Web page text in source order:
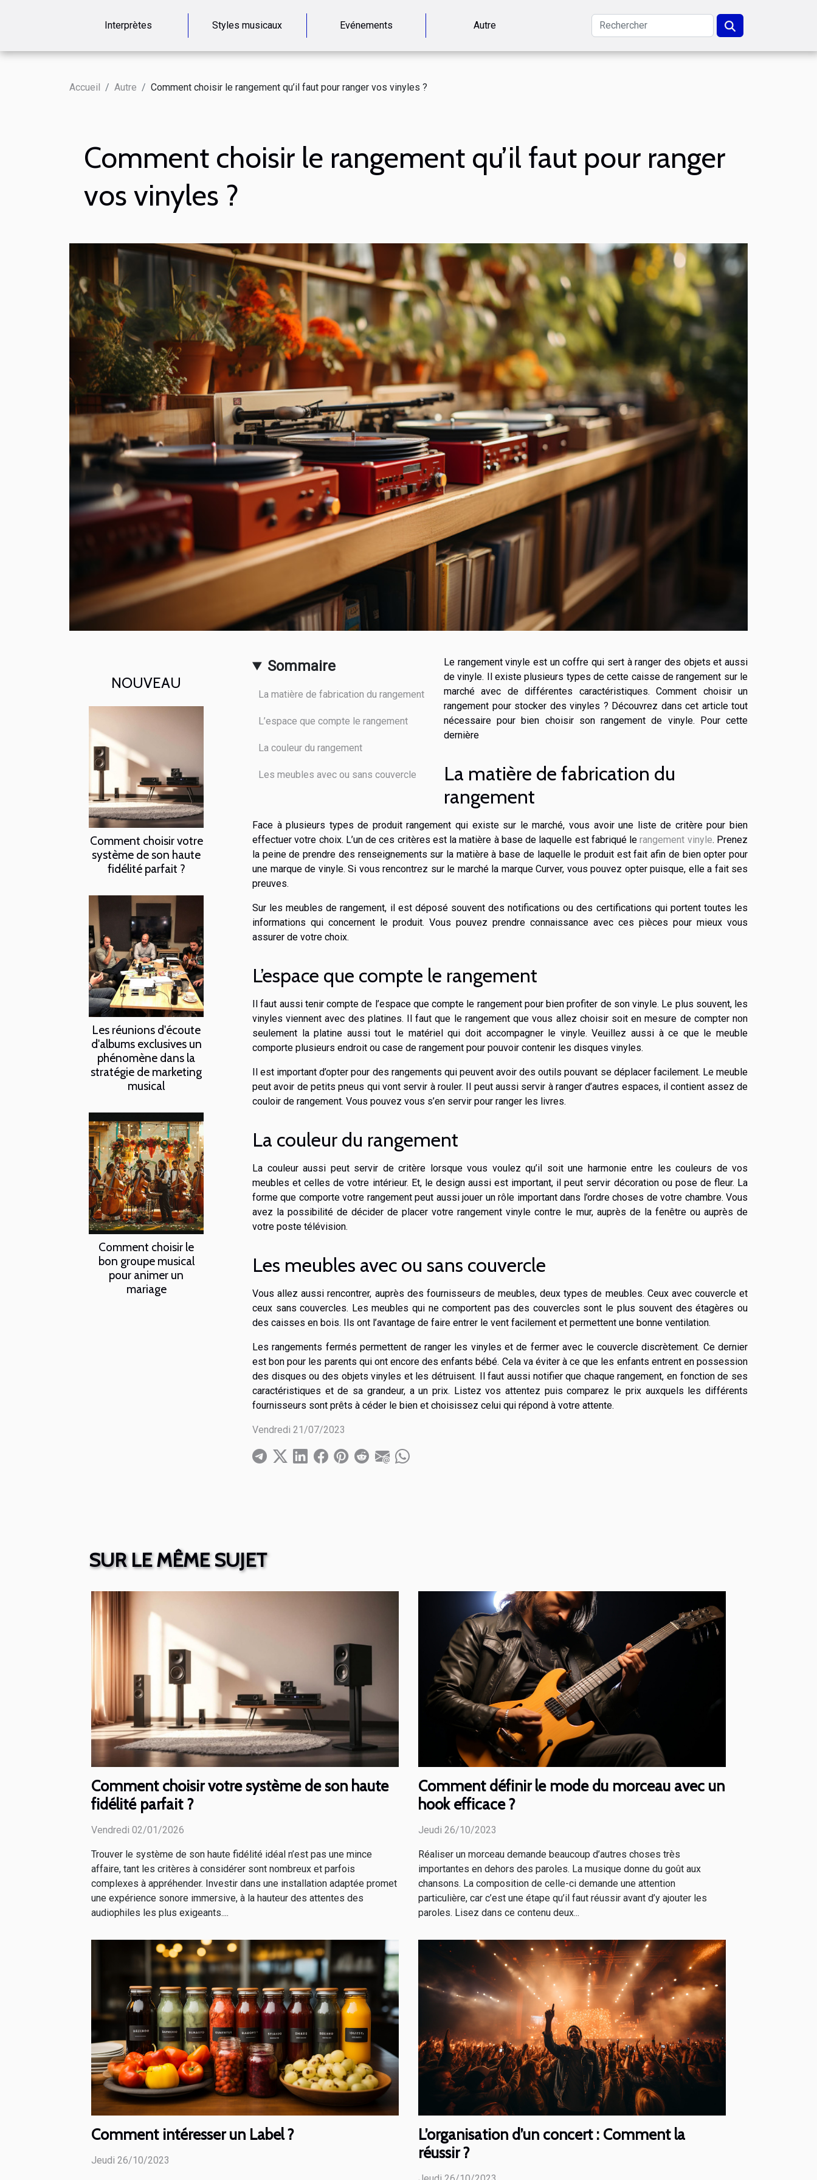
Interprètes Styles musicaux Evénements Autre
Accueil Autre Comment choisir le rangement qu’il faut pour ranger vos vinyles ?
Comment choisir le rangement qu’il faut pour ranger
vos vinyles ?
NOUVEAU
Comment choisir votre
système de son haute
fidélité parfait ?
Les réunions d'écoute
d'albums exclusives un
phénomène dans la
stratégie de marketing
musical
Comment choisir le
bon groupe musical
pour animer un
mariage
Sommaire
La matière de fabrication du rangement
L’espace que compte le rangement
La couleur du rangement
Les meubles avec ou sans couvercle
Le rangement vinyle est un coffre qui sert à ranger des objets et aussi
de vinyle. Il existe plusieurs types de cette caisse de rangement sur le
marché avec de différentes caractéristiques. Comment choisir un
rangement pour stocker des vinyles ? Découvrez dans cet article tout
nécessaire pour bien choisir son rangement de vinyle. Pour cette
dernière
La matière de fabrication du
rangement
Face à plusieurs types de produit rangement qui existe sur le marché, vous avoir une liste de critère pour bien
effectuer votre choix. L’un de ces critères est la matière à base de laquelle est fabriqué lerangement vinyle. Prenez
la peine de prendre des renseignements sur la matière à base de laquelle le produit est fait afin de bien opter pour
une marque de vinyle. Si vous rencontrez sur le marché la marque Curver, vous pouvez opter puisque, elle a fait ses
preuves.
Sur les meubles de rangement, il est déposé souvent des notifications ou des certifications qui portent toutes les
informations qui concernent le produit. Vous pouvez prendre connaissance avec ces pièces pour mieux vous
assurer de votre choix.
L’espace que compte le rangement
Il faut aussi tenir compte de l’espace que compte le rangement pour bien profiter de son vinyle. Le plus souvent, les
vinyles viennent avec des platines. Il faut que le rangement que vous allez choisir soit en mesure de compter non
seulement la platine aussi tout le matériel qui doit accompagner le vinyle. Veuillez aussi à ce que le meuble
comporte plusieurs endroit ou case de rangement pour pouvoir contenir les disques vinyles.
Il est important d’opter pour des rangements qui peuvent avoir des outils pouvant se déplacer facilement. Le meuble
peut avoir de petits pneus qui vont servir à rouler. Il peut aussi servir à ranger d’autres espaces, il contient assez de
couloir de rangement. Vous pouvez vous s’en servir pour ranger les livres.
La couleur du rangement
La couleur aussi peut servir de critère lorsque vous voulez qu’il soit une harmonie entre les couleurs de vos
meubles et celles de votre intérieur. Et, le design aussi est important, il peut servir décoration ou pose de fleur. La
forme que comporte votre rangement peut aussi jouer un rôle important dans l’ordre choses de votre chambre. Vous
avez la possibilité de décider de placer votre rangement vinyle contre le mur, auprès de la fenêtre ou auprès de
votre poste télévision.
Les meubles avec ou sans couvercle
Vous allez aussi rencontrer, auprès des fournisseurs de meubles, deux types de meubles. Ceux avec couvercle et
ceux sans couvercles. Les meubles qui ne comportent pas des couvercles sont le plus souvent des étagères ou
des caisses en bois. Ils ont l’avantage de faire entrer le vent facilement et permettent une bonne ventilation.
Les rangements fermés permettent de ranger les vinyles et de fermer avec le couvercle discrètement. Ce dernier
est bon pour les parents qui ont encore des enfants bébé. Cela va éviter à ce que les enfants entrent en possession
des disques ou des objets vinyles et les détruisent. Il faut aussi notifier que chaque rangement, en fonction de ses
caractéristiques et de sa grandeur, a un prix. Listez vos attentez puis comparez le prix auxquels les différents
fournisseurs sont prêts à céder le bien et choisissez celui qui répond à votre attente.
Vendredi 21/07/2023
SUR LE MÊME SUJET
Comment choisir votre système de son haute
fidélité parfait ?
Vendredi 02/01/2026
Trouver le système de son haute fidélité idéal n’est pas une mince
affaire, tant les critères à considérer sont nombreux et parfois
complexes à appréhender. Investir dans une installation adaptée promet
une expérience sonore immersive, à la hauteur des attentes des
audiophiles les plus exigeants....
Comment définir le mode du morceau avec un
hook efficace ?
Jeudi 26/10/2023
Réaliser un morceau demande beaucoup d’autres choses très
importantes en dehors des paroles. La musique donne du goût aux
chansons. La composition de celle-ci demande une attention
particulière, car c’est une étape qu’il faut réussir avant d’y ajouter les
paroles. Lisez dans ce contenu deux...
Comment intéresser un Label ?
Jeudi 26/10/2023
L’organisation d’un concert : Comment la
réussir ?